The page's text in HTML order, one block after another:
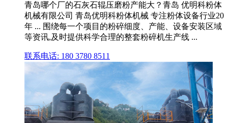
青岛哪个厂的石灰石辊压磨粉产能大？青岛 优明科粉体
机械有限公司 青岛优明科粉体机械 专注粉体设备行业20
年 ... 围绕每一个项目的粉碎细度、产能、设备安装区域
等资讯,及时提供科学合理的整套粉碎机生产线 ...
联系电话: 180 3780 8511